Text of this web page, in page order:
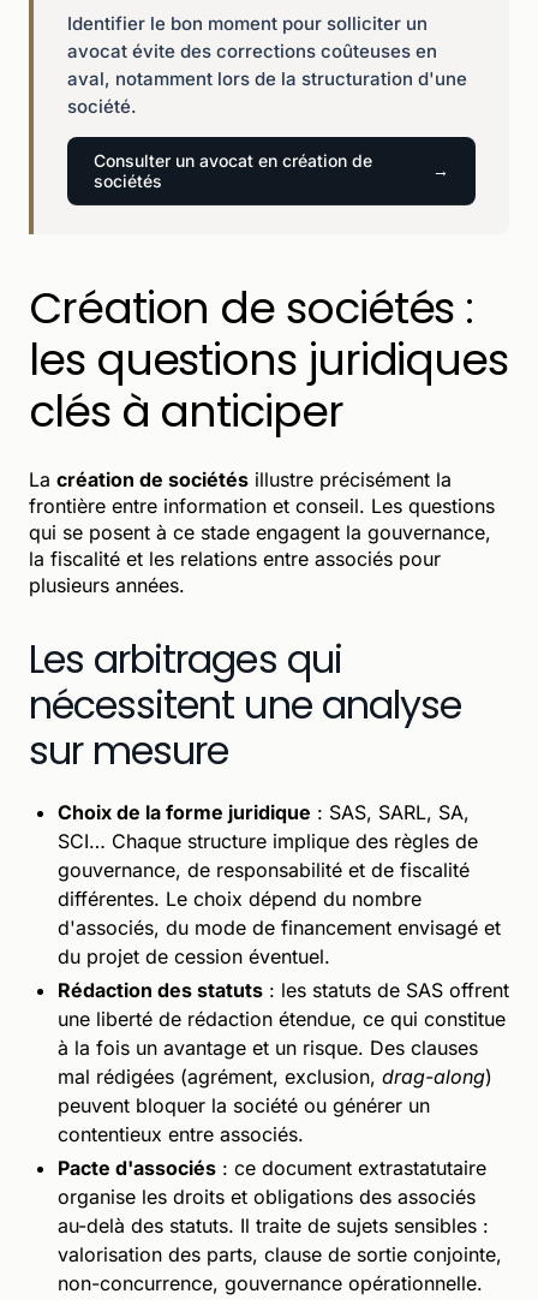
Identifier le bon moment pour solliciter un
avocat évite des corrections coûteuses en
aval, notamment lors de la structuration d'une
société.
Consulter un avocat en création de
sociétés
Création de sociétés :
les questions juridiques
clés à anticiper
La création de sociétés illustre précisément la
frontière entre information et conseil. Les questions
qui se posent à ce stade engagent la gouvernance,
la fiscalité et les relations entre associés pour
plusieurs années.
Les arbitrages qui
nécessitent une analyse
sur mesure
Choix de la forme juridique : SAS, SARL, SA,
SCI… Chaque structure implique des règles de
gouvernance, de responsabilité et de fiscalité
différentes. Le choix dépend du nombre
d'associés, du mode de financement envisagé et
du projet de cession éventuel.
Rédaction des statuts : les statuts de SAS offrent
une liberté de rédaction étendue, ce qui constitue
à la fois un avantage et un risque. Des clauses
mal rédigées (agrément, exclusion, drag-along)
peuvent bloquer la société ou générer un
contentieux entre associés.
Pacte d'associés : ce document extrastatutaire
organise les droits et obligations des associés
au-delà des statuts. Il traite de sujets sensibles :
valorisation des parts, clause de sortie conjointe,
non-concurrence, gouvernance opérationnelle.